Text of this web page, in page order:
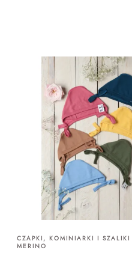
CZAPKI, KOMINIARKI I SZALIKI
MERINO